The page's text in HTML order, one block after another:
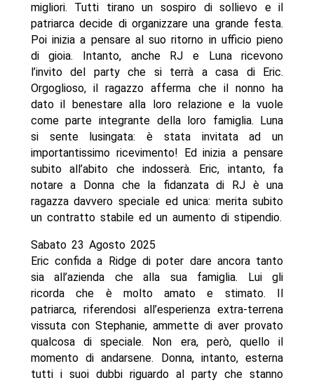
migliori. Tutti tirano un sospiro di sollievo e il
patriarca decide di organizzare una grande festa.
Poi inizia a pensare al suo ritorno in ufficio pieno
di gioia. Intanto, anche RJ e Luna ricevono
l’invito del party che si terrà a casa di Eric.
Orgoglioso, il ragazzo afferma che il nonno ha
dato il benestare alla loro relazione e la vuole
come parte integrante della loro famiglia. Luna
si sente lusingata: è stata invitata ad un
importantissimo ricevimento! Ed inizia a pensare
subito all’abito che indosserà. Eric, intanto, fa
notare a Donna che la fidanzata di RJ è una
ragazza davvero speciale ed unica: merita subito
un contratto stabile ed un aumento di stipendio.
Sabato 23 Agosto 2025
Eric confida a Ridge di poter dare ancora tanto
sia all’azienda che alla sua famiglia. Lui gli
ricorda che è molto amato e stimato. Il
patriarca, riferendosi all’esperienza extra-terrena
vissuta con Stephanie, ammette di aver provato
qualcosa di speciale. Non era, però, quello il
momento di andarsene. Donna, intanto, esterna
tutti i suoi dubbi riguardo al party che stanno